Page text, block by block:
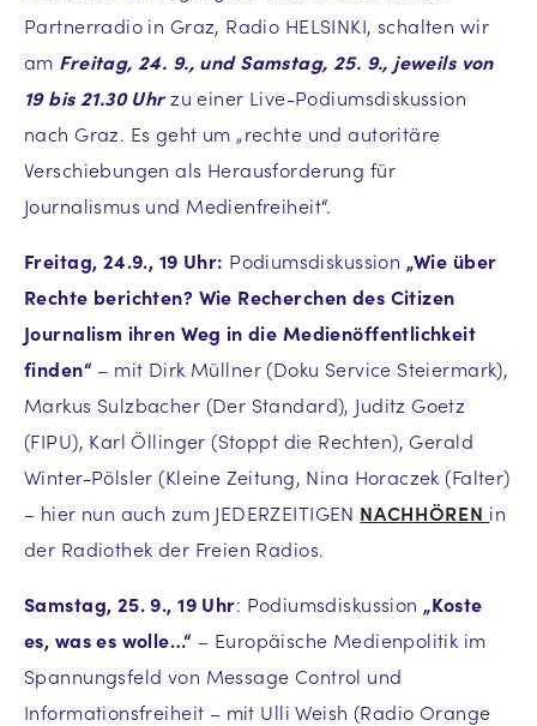
Partnerradio in Graz, Radio HELSINKI, schalten wir
am Freitag, 24. 9., und Samstag, 25. 9., jeweils von
19 bis 21.30 Uhrzu einer Live-Podiumsdiskussion
nach Graz. Es geht um „rechte und autoritäre
Verschiebungen als Herausforderung für
Journalismus und Medienfreiheit“.
Freitag, 24.9., 19 Uhr: Podiumsdiskussion „Wie über
Rechte berichten? Wie Recherchen des Citizen
Journalism ihren Weg in die Medienöffentlichkeit
finden“– mit Dirk Müllner (Doku Service Steiermark),
Markus Sulzbacher (Der Standard), Juditz Goetz
(FIPU), Karl Öllinger (Stoppt die Rechten), Gerald
Winter-Pölsler (Kleine Zeitung, Nina Horaczek (Falter)
– hier nun auch zum JEDERZEITIGEN NACHHÖREN in
der Radiothek der Freien Radios.
Samstag, 25. 9., 19 Uhr: Podiumsdiskussion „Koste
es, was es wolle…“ – Europäische Medienpolitik im
Spannungsfeld von Message Control und
Informationsfreiheit – mit Ulli Weish (Radio Orange